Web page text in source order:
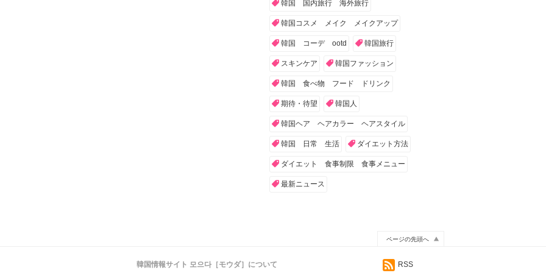
韓国 国内旅行 海外旅行
韓国コスメ メイク メイクアップ
韓国 コーデ ootd 韓国旅行
スキンケア 韓国ファッション
韓国 食べ物 フード ドリンク
期待・待望 韓国人
韓国ヘア ヘアカラー ヘアスタイル
韓国 日常 生活 ダイエット方法
ダイエット 食事制限 食事メニュー
最新ニュース
ページの先頭へ
韓国情報サイト 모으다［モウダ］について RSS